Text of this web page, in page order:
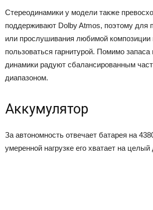
Стереодинамики у модели также
поддерживают Dolby Atmos, поэтому для
или прослушивания любимой композиции
пользоваться гарнитурой. Помимо запаса
динамики радуют сбалансированным
диапазоном.
Аккумулятор
За автономность отвечает батарея на
умеренной нагрузке его хватает на